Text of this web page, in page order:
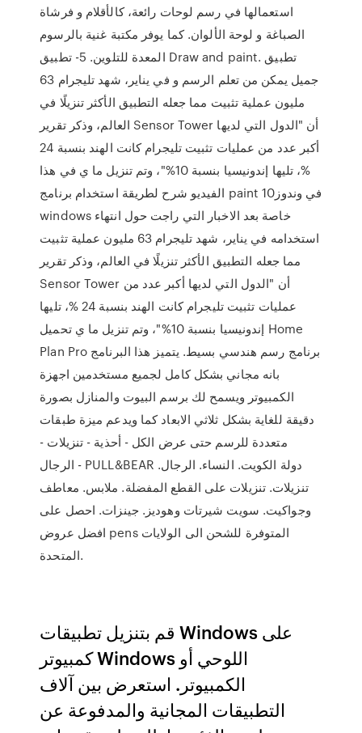
استعمالها في رسم لوحات رائعة، كالأقلام و فرشاة
الصباغة و لوحة الألوان. كما يوفر مكتبة غنية بالرسوم
المعدة للتلوين. 5- تطبيق Draw and paint. تطبيق
جميل يمكن من تعلم الرسم و في يناير، شهد تليجرام 63
مليون عملية تثبيت مما جعله التطبيق الأكثر تنزيلًا في
العالم، وذكر تقرير Sensor Tower أن "الدول التي لديها
أكبر عدد من عمليات تثبيت تليجرام كانت الهند بنسبة 24
%، تليها إندونيسيا بنسبة 10%"، وتم تنزيل ما ي في هذا
الفيديو شرح لطريقة استخدام برنامج paint في وندوز10
windows خاصة بعد الاخبار التي راجت حول انتهاء
استخدامه في يناير، شهد تليجرام 63 مليون عملية تثبيت
مما جعله التطبيق الأكثر تنزيلًا في العالم، وذكر تقرير
Sensor Tower أن "الدول التي لديها أكبر عدد من
عمليات تثبيت تليجرام كانت الهند بنسبة 24 %، تليها
إندونيسيا بنسبة 10%"، وتم تنزيل ما ي تحميل Home
Plan Pro برنامج رسم هندسي بسيط. يتميز هذا البرنامج
بانه مجاني بشكل كامل لجميع مستخدمين اجهزة
الكمبيوتر ويسمح لك برسم البيوت والمنازل بصورة
دقيقة للغاية بشكل ثلاثي الابعاد كما ويدعم ميزة طبقات
متعددة للرسم حتى عرض الكل - أحذية - تنزيلات -
الرجال - PULL&BEAR دولة الكويت. النساء. الرجال.
تنزيلات. تنزيلات على القطع المفضلة. ملابس. معاطف
وجواكيت. سويت شيرتات وهوديز. جينزات. احصل على
افضل عروض pens المتوفرة للشحن الى الولايات
المتحدة.
قم بتنزيل تطبيقات Windows على
كمبيوتر Windows اللوحي أو
الكمبيوتر. استعرض بين آلاف
التطبيقات المجانية والمدفوعة عن